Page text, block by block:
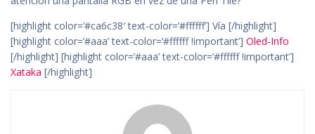
[highlight color=’#ca6c38′ text-color=’#ffffff’] Vía [/highlight]
[highlight color=’#aaa’ text-color=’#ffffff !important’] Oled-Info
[/highlight] [highlight color=’#aaa’ text-color=’#ffffff !important’]
Xataka [/highlight]